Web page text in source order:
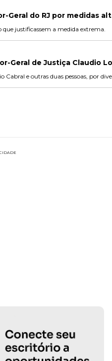
Geral do RJ por medidas
justificassem a medida extrema.
Geral de Justiça Claudio
e outras duas pessoas, por